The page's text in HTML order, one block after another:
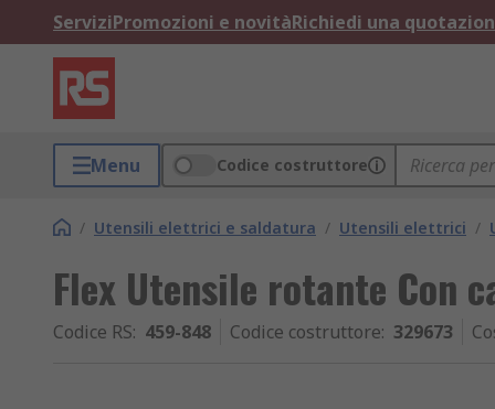
ServiziPromozioni e novitàRichiedi una
Menu Codice costruttore
/ Utensili elettrici e saldatura / Utensili elettrici /
Flex Utensile rotante Con
Codice RS: 459-848 Codice costruttore: 329673